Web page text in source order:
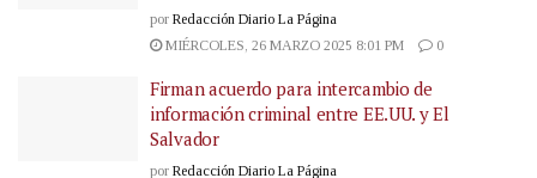
por Redacción Diario La Página
MIÉRCOLES, 26 MARZO 2025 8:01 PM
0
Firman acuerdo para intercambio de
información criminal entre EE.UU. y El
Salvador
por Redacción Diario La Página